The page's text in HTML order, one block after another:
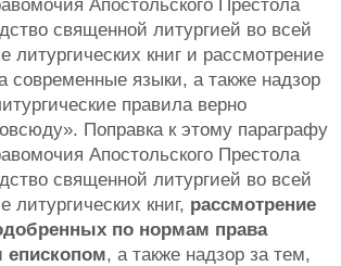
Апостольского Престола
священной литургией во всей
литургических книг и рассмотрение
современные языки, а также надзор
правила верно
Поправка к этому параграфу
Апостольского Престола
священной литургией во всей
литургических книг, рассмотрение
по нормам права
епископом, а также надзор за тем,